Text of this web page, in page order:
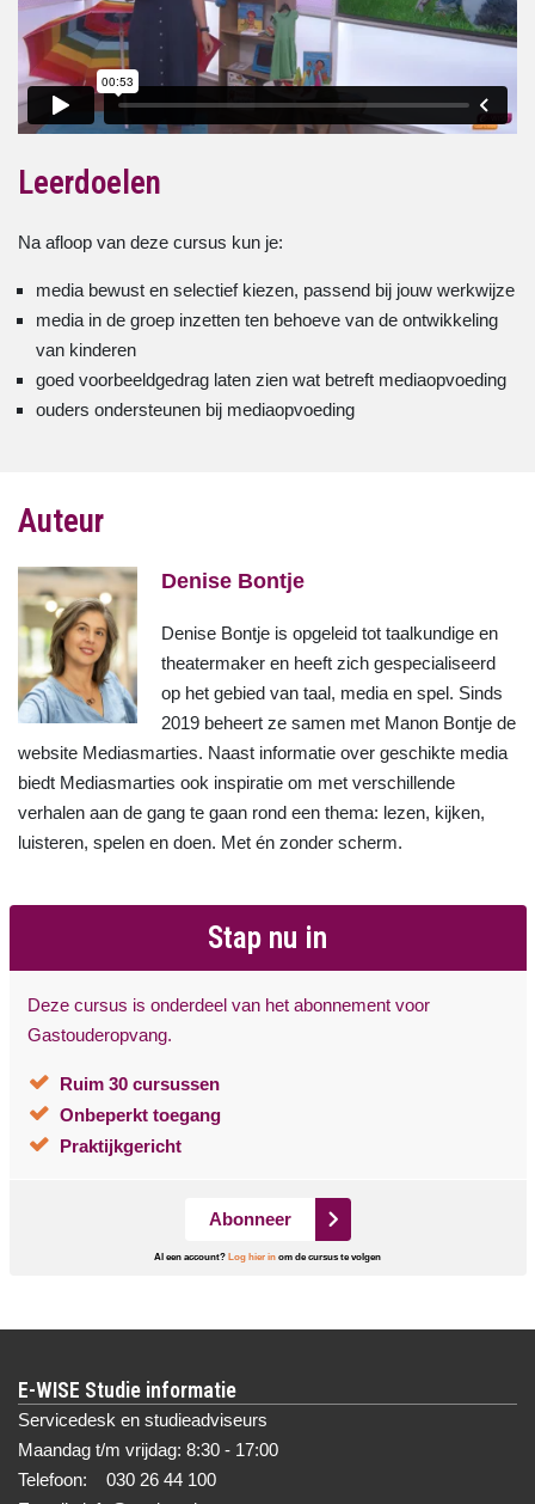
Leerdoelen
Na afloop van deze cursus kun je:
media bewust en selectief kiezen, passend bij jouw werkwijze
media in de groep inzetten ten behoeve van de ontwikkeling
van kinderen
goed voorbeeldgedrag laten zien wat betreft mediaopvoeding
ouders ondersteunen bij mediaopvoeding
Auteur
Denise Bontje
Denise Bontje is opgeleid tot taalkundige en
theatermaker en heeft zich gespecialiseerd
op het gebied van taal, media en spel. Sinds
2019 beheert ze samen met Manon Bontje de
website Mediasmarties. Naast informatie over geschikte media
biedt Mediasmarties ook inspiratie om met verschillende
verhalen aan de gang te gaan rond een thema: lezen, kijken,
luisteren, spelen en doen. Met én zonder scherm.
Stap nu in
Deze cursus is onderdeel van het abonnement voor
Gastouderopvang.
Ruim 30 cursussen
Onbeperkt toegang
Praktijkgericht
Abonneer
Al een account? Log hier in om de cursus te volgen
E-WISE Studie informatie
Servicedesk en studieadviseurs
Maandag t/m vrijdag: 8:30 - 17:00
Telefoon: 030 26 44 100